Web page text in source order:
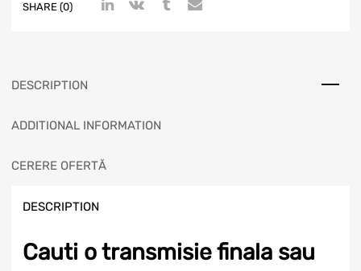
SHARE (0)
DESCRIPTION
ADDITIONAL INFORMATION
CERERE OFERTĂ
DESCRIPTION
Cauti o transmisie finala sau